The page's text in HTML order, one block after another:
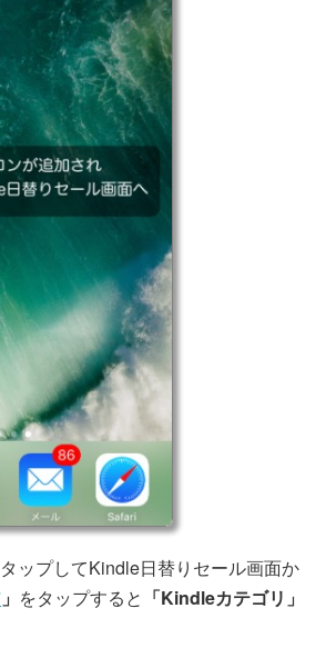
ップしてKindle日替りセール画面か
」 をタップすると 「Kindleカテゴリ」